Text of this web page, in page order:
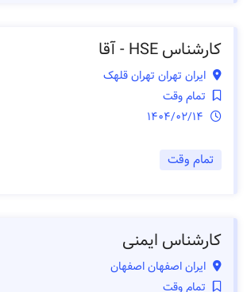
کارشناس HSE - آقا
ایران تهران تهران قلهک
تمام وقت
تمام وقت
کارشناس ایمنی
ایران اصفهان اصفهان
تمام وقت